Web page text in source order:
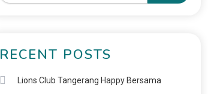
RECENT POSTS
Lions Club Tangerang Happy Bersama